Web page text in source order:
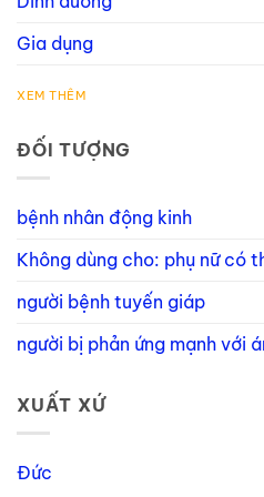
Gia dụng
XEM THÊM
ĐỐI TƯỢNG
bệnh nhân động kinh
Không dùng cho: phụ nữ có
người bệnh tuyến giáp
người bị phản ứng mạnh với
XUẤT XỨ
Đức